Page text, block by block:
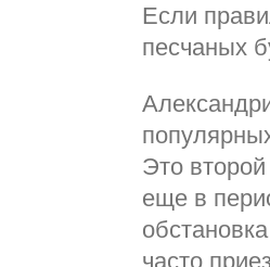
Если
песчаных
Это
еще в
часто